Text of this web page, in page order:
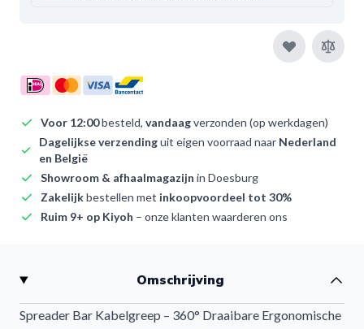
Voor 12:00besteld, vandaagverzonden (op werkdagen)
Dagelijkse verzendinguit eigen voorraad naar Nederland
en België
Showroom & afhaalmagazijn in Doesburg
Zakelijkbestellen met inkoopvoordeel tot 30%
Ruim 9+ op Kiyoh – onze klanten waarderen ons
Omschrijving
Spreader Bar Kabelgreep – 360° Draaibare Ergonomische